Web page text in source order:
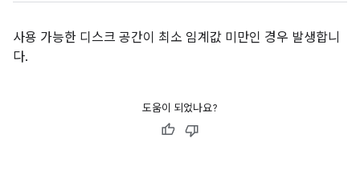
사용 가능한 디스크 공간이 최소 임계값 미만인 경우 발생합니
다.
도움이 되었나요?